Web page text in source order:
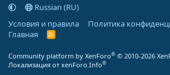
Russian (RU)
Условия и правила
Политика
Главная
R
Community platform by XenForo® © 2010-2026
Локализация от xenForo.Info®